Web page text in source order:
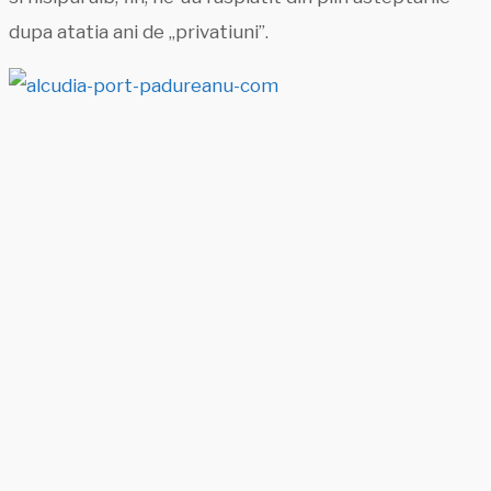
dupa atatia ani de „privatiuni”.